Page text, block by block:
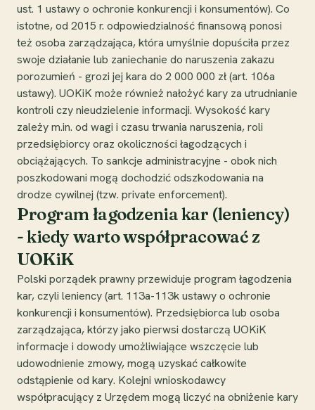
ust. 1 ustawy o ochronie konkurencji i konsumentów). Co
istotne, od 2015 r. odpowiedzialność finansową ponosi
też osoba zarządzająca, która umyślnie dopuściła przez
swoje działanie lub zaniechanie do naruszenia zakazu
porozumień - grozi jej kara do 2 000 000 zł (art. 106a
ustawy). UOKiK może również nałożyć kary za utrudnianie
kontroli czy nieudzielenie informacji. Wysokość kary
zależy m.in. od wagi i czasu trwania naruszenia, roli
przedsiębiorcy oraz okoliczności łagodzących i
obciążających. To sankcje administracyjne - obok nich
poszkodowani mogą dochodzić odszkodowania na
drodze cywilnej (tzw. private enforcement).
Program łagodzenia kar (leniency)
- kiedy warto współpracować z
UOKiK
Polski porządek prawny przewiduje program łagodzenia
kar, czyli leniency (art. 113a-113k ustawy o ochronie
konkurencji i konsumentów). Przedsiębiorca lub osoba
zarządzająca, którzy jako pierwsi dostarczą UOKiK
informacje i dowody umożliwiające wszczęcie lub
udowodnienie zmowy, mogą uzyskać całkowite
odstąpienie od kary. Kolejni wnioskodawcy
współpracujący z Urzędem mogą liczyć na obniżenie kary